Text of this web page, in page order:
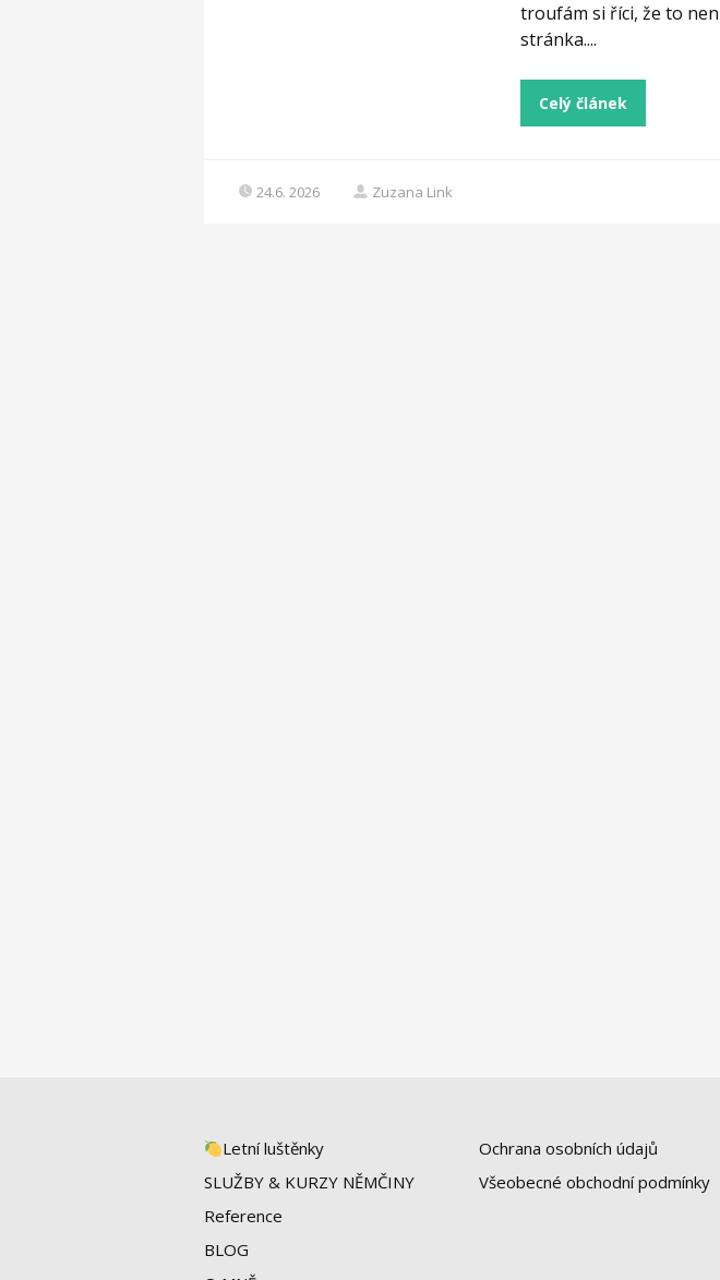
troufám si říci, že to
stránka....
Celý článek
24.6. 2026 Zuzana Link
Letní luštěnky
SLUŽBY & KURZY NĚMČINY
Reference
BLOG
Ochrana osobních údajů
Všeobecné obchodní podmínky